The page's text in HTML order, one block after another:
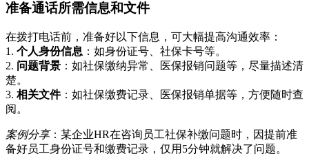
准备通话所需信息和文件
在拨打电话前，准备好以下信息，可大幅提高沟通效率：
1. 个人身份信息 ：如身份证号、社保卡号等。
2. 问题背景 ：如社保缴纳异常、医保报销问题等，尽量描述清
楚。
3. 相关文件：如社保缴费记录、医保报销单据等，方便随时查
阅。
案例分享：某企业HR在咨询员工社保补缴问题时，因提前准
备好员工身份证号和缴费记录，仅用5分钟就解决了问题。